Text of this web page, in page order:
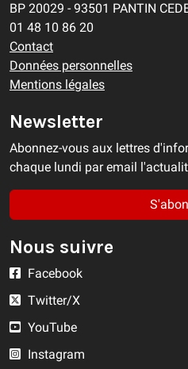
BP 20029 - 93501 PANTIN
01 48 10 86 20
Contact
Données personnelles
Mentions légales
Newsletter
Abonnez-vous aux lettres
chaque lundi par email
Nous suivre
Facebook
Twitter/X
YouTube
Instagram